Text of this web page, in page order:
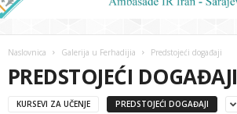
Naslovnica Galerija u Ferhadijia Predstojeći događaji
PREDSTOJEĆI DOGAĐAJI
KURSEVI ZA UČENJE PREDSTOJEĆI DOGAĐAJI